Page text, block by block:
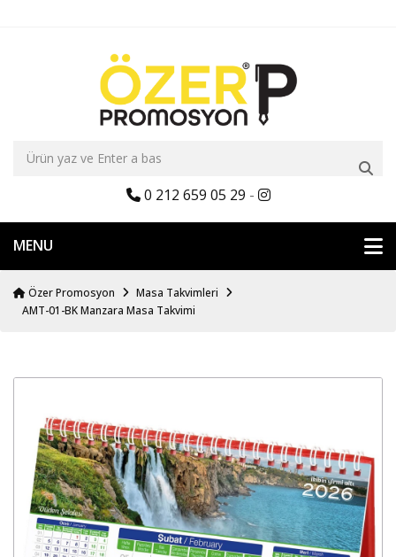
0 212 659 05 29 -
MENU
Özer Promosyon
Masa Takvimleri
AMT-01-BK Manzara Masa Takvimi